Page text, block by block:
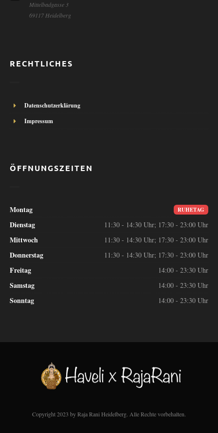
Mittelbadgasse 3
69117 Heidelberg
RECHTLICHES
Datenschutzerklärung
Impressum
ÖFFNUNGSZEITEN
Montag RUHETAG
Dienstag 11:30 - 14:30 Uhr; 17:30 - 23:00 Uhr
Mittwoch 11:30 - 14:30 Uhr; 17:30 - 23:00 Uhr
Donnerstag 11:30 - 14:30 Uhr; 17:30 - 23:00 Uhr
Freitag 14:00 - 23:30 Uhr
Samstag 14:00 - 23:30 Uhr
Sonntag 14:00 - 23:30 Uhr
Copyright 2023 by Raja Rani Heidelberg. Alle Rechte vorbehalten.